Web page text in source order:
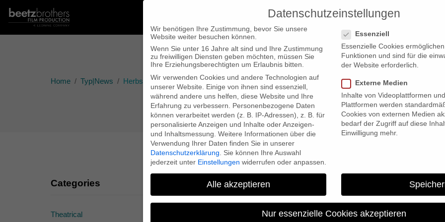
PRODUCTIONS
Home Typ|News Herbstgold nominiert für Deutschen Kamerapreis
Herbstgold nominiert für
Categories
Theatrical
Datenschutzeinstellungen
Wir benötigen Ihre Zustimmung, bevor Sie unsere
Website weiter besuchen können.
Wenn Sie unter 16 Jahre alt sind und Ihre Zustimmung
zu freiwilligen Diensten geben möchten, müssen Sie
Ihre Erziehungsberechtigten um Erlaubnis bitten.
Wir verwenden Cookies und andere Technologien auf
unserer Website. Einige von ihnen sind essenziell,
während andere uns helfen, diese Website und Ihre
Erfahrung zu verbessern.
Personenbezogene Daten
können verarbeitet werden (z. B. IP-Adressen), z. B. für
personalisierte Anzeigen und Inhalte oder Anzeigen-
und Inhaltsmessung. Weitere Informationen über die
Verwendung Ihrer Daten finden Sie in unserer
Datenschutzerklärung
Sie können Ihre Auswahl
jederzeit unter Einstellungen widerrufen oder anpassen.
Essenziell
Essenzielle Cookies
Funktionen und sind für die
der Website erforderlich.
Externe Medien
Inhalte von Videoplattformen
Plattformen werden
Cookies von externen Medien
bedarf der Zugriff auf diese
Einwilligung mehr.
Alle akzeptieren
Nur essenzielle Cookies akzeptieren